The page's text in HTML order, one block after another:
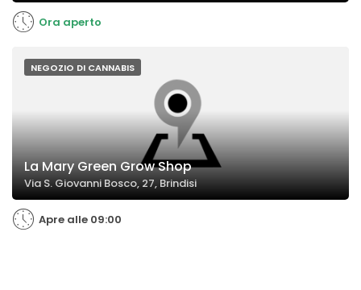
Ora aperto
NEGOZIO DI CANNABIS
La Mary Green Grow Shop
Via S. Giovanni Bosco, 27, Brindisi
Apre alle 09:00